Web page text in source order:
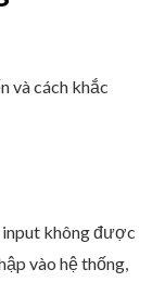
và cách khắc
không được
vào hệ thống,